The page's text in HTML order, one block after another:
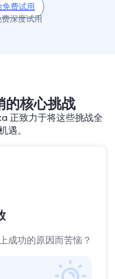
免费试用
深度试用
的核心挑战
正致力于将这些挑战全
遇。
成功的原因而苦恼？